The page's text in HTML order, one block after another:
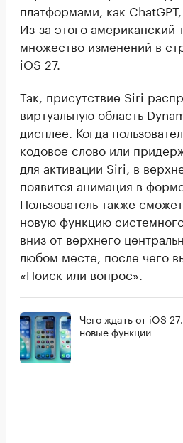
платформами, как
Из-за этого американский
множество изменений в
iOS 27.
Так, присутствие Siri
виртуальную область
дисплее. Когда
кодовое слово или
для активации Siri, в
появится анимация в
Пользователь также
новую функцию
вниз от верхнего
любом месте, после чего
«Поиск или вопрос».
Чего ждать от iOS
новые функции